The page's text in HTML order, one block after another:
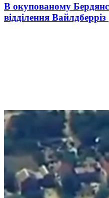
В окупованому
відділення Вайлдберріз